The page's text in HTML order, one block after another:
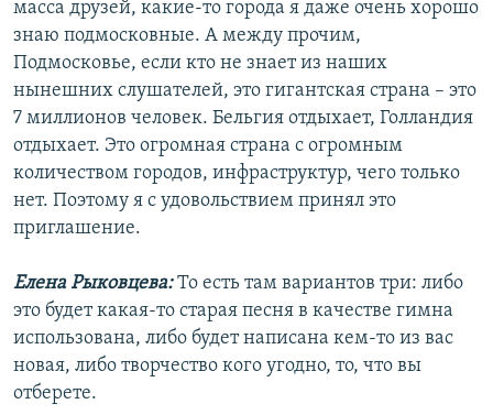
масса друзей, какие-то города я даже очень хорошо
знаю подмосковные. А между прочим,
Подмосковье, если кто не знает из наших
нынешних слушателей, это гигантская страна – это
7 миллионов человек. Бельгия отдыхает, Голландия
отдыхает. Это огромная страна с огромным
количеством городов, инфраструктур, чего только
нет. Поэтому я с удовольствием принял это
приглашение.
Елена Рыковцева:То есть там вариантов три: либо
это будет какая-то старая песня в качестве гимна
использована, либо будет написана кем-то из вас
новая, либо творчество кого угодно, то, что вы
отберете.